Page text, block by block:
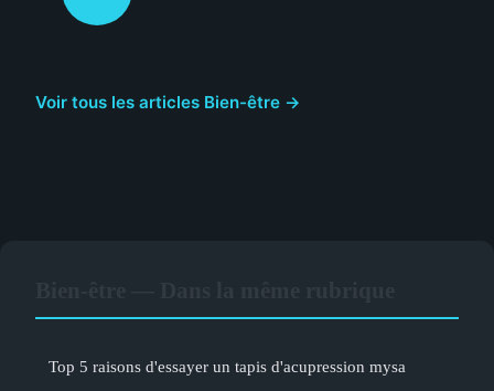
Voir tous les articles Bien-être →
Top 5 raisons d'essayer un tapis d'acupression mysa